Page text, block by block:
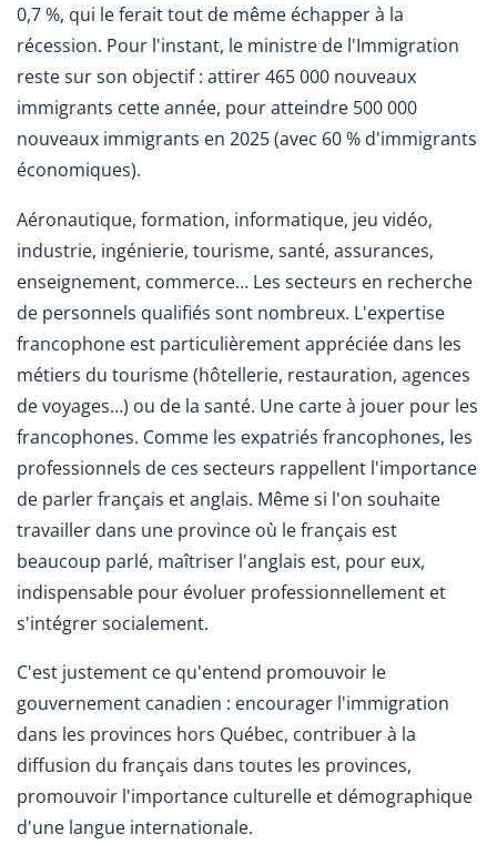
0,7 %, qui le ferait tout de même échapper à la
récession. Pour l'instant, le ministre de l'Immigration
reste sur son objectif : attirer 465 000 nouveaux
immigrants cette année, pour atteindre 500 000
nouveaux immigrants en 2025 (avec 60 % d'immigrants
économiques).
Aéronautique, formation, informatique, jeu vidéo,
industrie, ingénierie, tourisme, santé, assurances,
enseignement, commerce… Les secteurs en recherche
de personnels qualifiés sont nombreux. L'expertise
francophone est particulièrement appréciée dans les
métiers du tourisme (hôtellerie, restauration, agences
de voyages…) ou de la santé. Une carte à jouer pour les
francophones. Comme les expatriés francophones, les
professionnels de ces secteurs rappellent l'importance
de parler français et anglais. Même si l'on souhaite
travailler dans une province où le français est
beaucoup parlé, maîtriser l'anglais est, pour eux,
indispensable pour évoluer professionnellement et
s'intégrer socialement.
C'est justement ce qu'entend promouvoir le
gouvernement canadien : encourager l'immigration
dans les provinces hors Québec, contribuer à la
diffusion du français dans toutes les provinces,
promouvoir l'importance culturelle et démographique
d'une langue internationale.